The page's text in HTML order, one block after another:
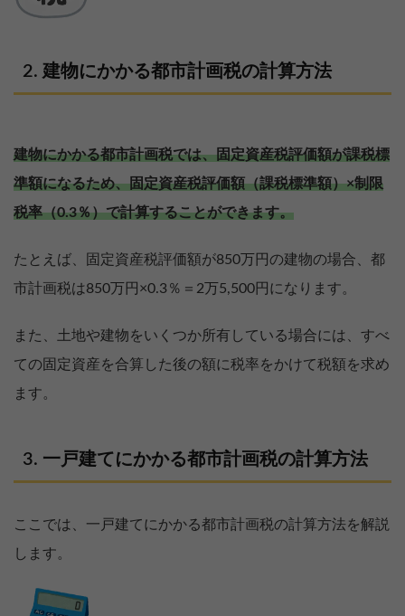
建物にかかる都市計画税の計算方法
建物にかかる都市計画税では、固定資産税評価額が課税標
準額になるため、固定資産税評価額（課税標準額）×制限
税率（0.3％）で計算することができます。
たとえば、固定資産税評価額が850万円の建物の場合、都
市計画税は850万円×0.3％＝2万5,500円になります。
また、土地や建物をいくつか所有している場合には、すべ
ての固定資産を合算した後の額に税率をかけて税額を求め
ます。
一戸建てにかかる都市計画税の計算方法
ここでは、一戸建てにかかる都市計画税の計算方法を解説
します。